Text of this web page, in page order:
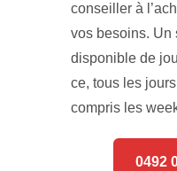
conseiller à
vos besoins. Un
disponible de
ce, tous les
compris les
0492